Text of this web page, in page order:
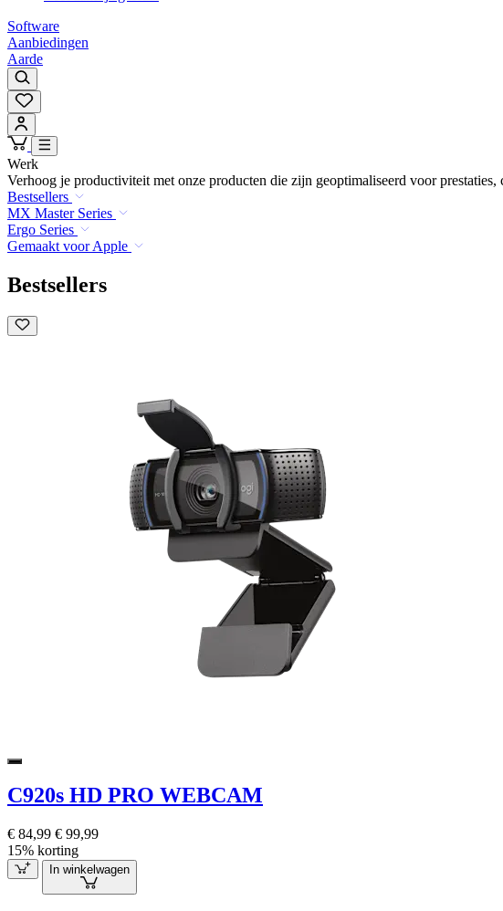
Software
Aanbiedingen
Aarde
Werk
Verhoog je productiviteit met onze producten die zijn geoptimaliseerd voor
Bestsellers
MX Master Series
Ergo Series
Gemaakt voor Apple
Bestsellers
C920s HD PRO WEBCAM
€ 84,99 € 99,99
15% korting
In winkelwagen